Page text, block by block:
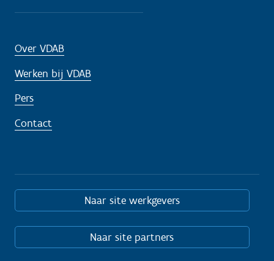
Over VDAB
Werken bij VDAB
Pers
Contact
Naar site werkgevers
Naar site partners